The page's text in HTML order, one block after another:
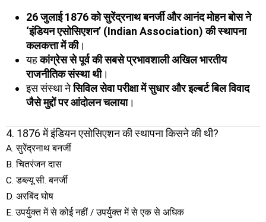
26 जुलाई 1876 को सुरेंद्रनाथ बनर्जी और आनंद मोहन बोस ने
‘इंडियन एसोसिएशन’ (Indian Association) की स्थापना
कलकत्ता में की।
यहकांग्रेस से पूर्व की सबसे प्रभावशाली अखिल भारतीय
राजनीतिक संस्था थी।
इस संस्था नेसिविल सेवा परीक्षा में सुधार और इल्बर्ट बिल विवाद
जैसे मुद्दों पर आंदोलन चलाया।
4. 1876 में इंडियन एसोसिएशन की स्थापना किसने की थी?
A. सुरेंद्रनाथ बनर्जी
B. चितरंजन दास
C. डब्ल्यू.सी. बनर्जी
D. अरबिंद घोष
E. उपर्युक्त में से कोई नहीं / उपर्युक्त में से एक से अधिक